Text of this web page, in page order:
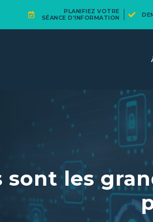
PLANIFIEZ VOTRE
SÉANCE D'INFORMATION
sont les